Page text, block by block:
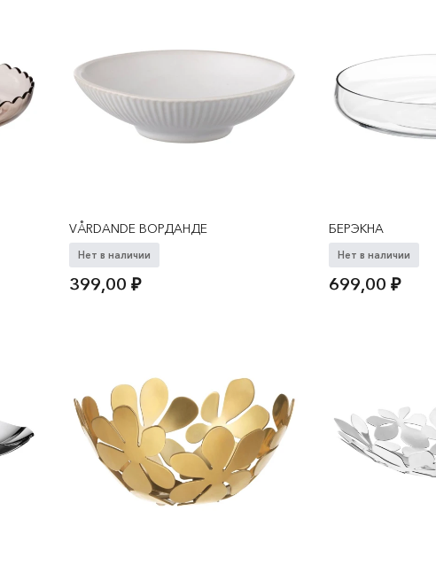
VÅRDANDE ВОРДАНДЕ
Нет в наличии
399,00 ₽
БЕРЭКНА
Нет в наличии
699,00₽